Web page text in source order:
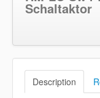
Schaltaktor
Description